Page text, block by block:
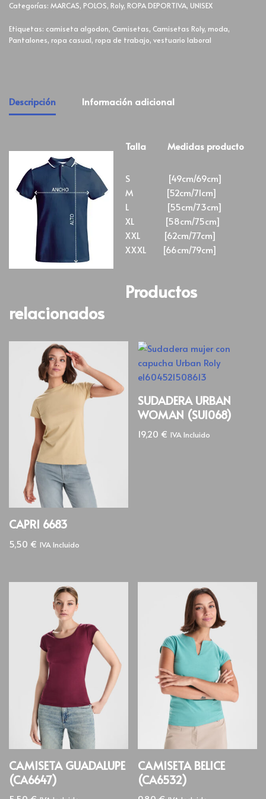
Categorías: MARCAS, POLOS, Roly, ROPA DEPORTIVA, UNISEX
Etiquetas: camiseta algodon, Camisetas, Camisetas Roly, moda,
Pantalones, ropa casual, ropa de trabajo, vestuario laboral
Descripción Información adicional
Talla Medidas producto
S [49cm/69cm]
M [52cm/71cm]
L [55cm/73cm]
XL [58cm/75cm]
XXL [62cm/77cm]
XXXL [66cm/79cm]
Productos
relacionados
CAPRI 6683
5,50 € IVA Incluido
SUDADERA URBAN
WOMAN (SU1068)
19,20€ IVA Incluido
CAMISETA GUADALUPE
(CA6647)
CAMISETA BELICE
(CA6532)